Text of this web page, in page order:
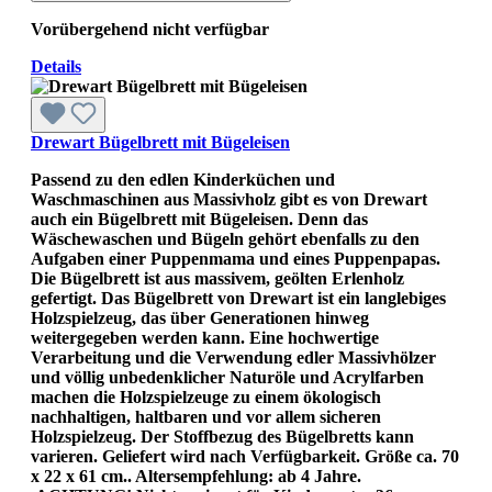
Vorübergehend nicht verfügbar
Details
Drewart Bügelbrett mit Bügeleisen
Passend zu den edlen Kinderküchen und
Waschmaschinen aus Massivholz gibt es von Drewart
auch ein Bügelbrett mit Bügeleisen. Denn das
Wäschewaschen und Bügeln gehört ebenfalls zu den
Aufgaben einer Puppenmama und eines Puppenpapas.
Die Bügelbrett ist aus massivem, geölten Erlenholz
gefertigt. Das Bügelbrett von Drewart ist ein langlebiges
Holzspielzeug, das über Generationen hinweg
weitergegeben werden kann. Eine hochwertige
Verarbeitung und die Verwendung edler Massivhölzer
und völlig unbedenklicher Naturöle und Acrylfarben
machen die Holzspielzeuge zu einem ökologisch
nachhaltigen, haltbaren und vor allem sicheren
Holzspielzeug. Der Stoffbezug des Bügelbretts kann
varieren. Geliefert wird nach Verfügbarkeit. Größe ca. 70
x 22 x 61 cm.. Altersempfehlung: ab 4 Jahre.